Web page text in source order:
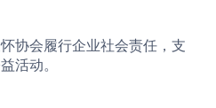
协会履行企业社会责任，支
活动。